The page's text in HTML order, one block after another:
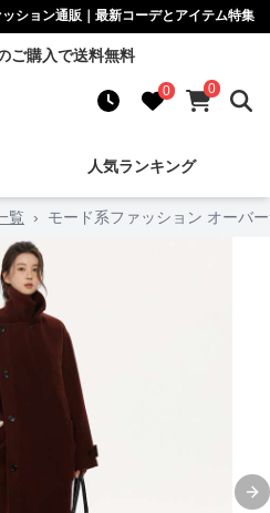
ション通販｜最新コーデとアイテム特集
ご購入で送料無料
0 0
人気ランキング
覧 › モード系ファッション オーバ